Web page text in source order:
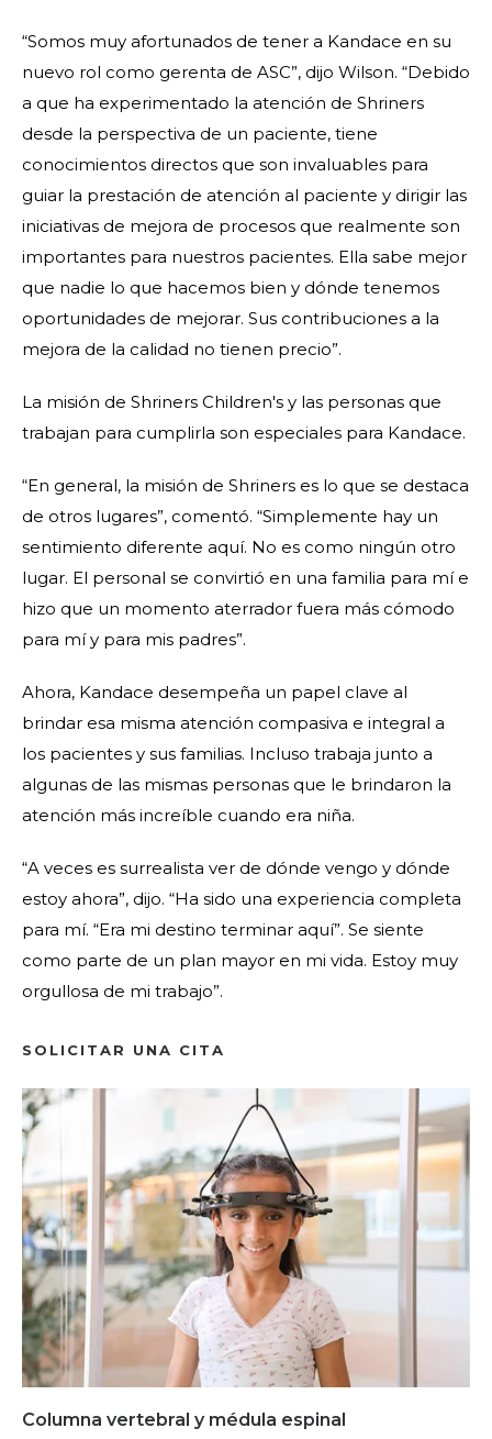
“Somos muy afortunados de tener a Kandace en su
nuevo rol como gerenta de ASC”, dijo Wilson. “Debido
a que ha experimentado la atención de Shriners
desde la perspectiva de un paciente, tiene
conocimientos directos que son invaluables para
guiar la prestación de atención al paciente y dirigir las
iniciativas de mejora de procesos que realmente son
importantes para nuestros pacientes. Ella sabe mejor
que nadie lo que hacemos bien y dónde tenemos
oportunidades de mejorar. Sus contribuciones a la
mejora de la calidad no tienen precio”.
La misión de Shriners Children's y las personas que
trabajan para cumplirla son especiales para Kandace.
“En general, la misión de Shriners es lo que se destaca
de otros lugares”, comentó. “Simplemente hay un
sentimiento diferente aquí. No es como ningún otro
lugar. El personal se convirtió en una familia para mí e
hizo que un momento aterrador fuera más cómodo
para mí y para mis padres”.
Ahora, Kandace desempeña un papel clave al
brindar esa misma atención compasiva e integral a
los pacientes y sus familias. Incluso trabaja junto a
algunas de las mismas personas que le brindaron la
atención más increíble cuando era niña.
“A veces es surrealista ver de dónde vengo y dónde
estoy ahora”, dijo. “Ha sido una experiencia completa
para mí. “Era mi destino terminar aquí”. Se siente
como parte de un plan mayor en mi vida. Estoy muy
orgullosa de mi trabajo”.
SOLICITAR UNA CITA
Columna vertebral y médula espinal